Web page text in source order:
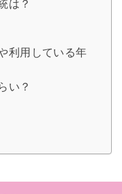
は？
利用している年
い？